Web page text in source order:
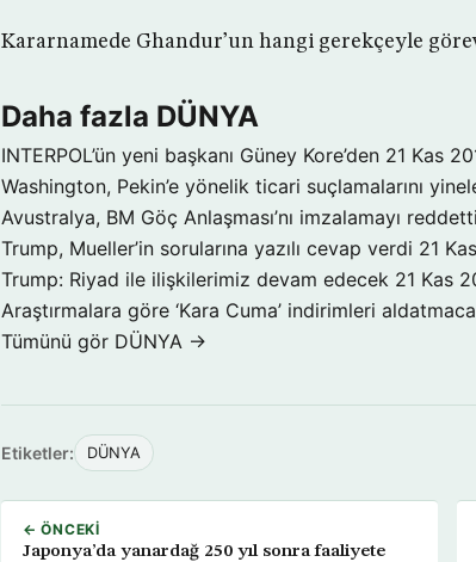
Kararnamede Ghandur’un hangi gerekçeyle
Daha fazla DÜNYA
INTERPOL’ün yeni başkanı Güney Kore’den 21 Kas
Washington, Pekin’e yönelik ticari suçlamalarını
Avustralya, BM Göç Anlaşması’nı imzalamayı reddetti
Trump, Mueller’in sorularına yazılı cevap verdi 21
Trump: Riyad ile ilişkilerimiz devam edecek 21 Kas
Araştırmalara göre ‘Kara Cuma’ indirimleri aldatmaca
Tümünü gör DÜNYA →
Etiketler: DÜNYA
← ÖNCEKI
Japonya’da yanardağ 250 yıl sonra faaliyete